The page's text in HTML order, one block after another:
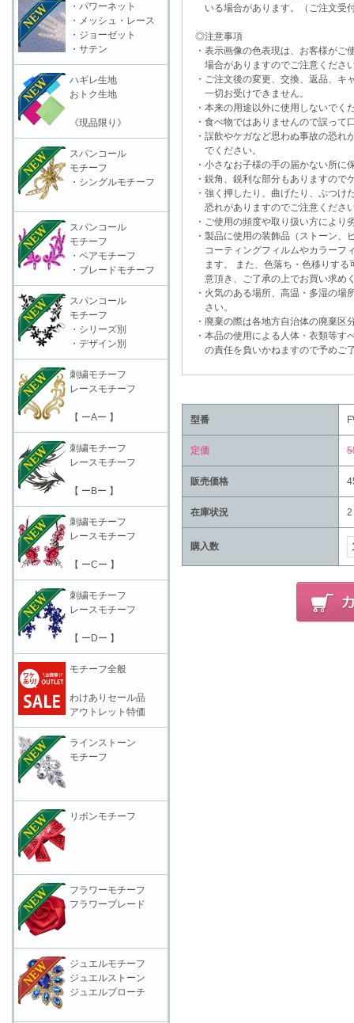
いる場合があります。（ご注文受
◎注意事項
・表示画像の色表現は、お客様がご
場合がありますのでご注意くださ
・ご注文後の変更、交換、返品、キ
一切お受けできません。
・本来の用途以外に使用しないでく
・食べ物ではありませんので誤って
・誤飲やケガなど思わぬ事故の恐れ
でください。
・小さなお子様の手の届かない所に
・鋭角、鋭利な部分もありますので
・強く押したり、曲げたり、ぶつけ
恐れがありますのでご注意くださ
・ご使用の頻度や取り扱い方により
・製品に使用の装飾品（ストーン、
コーティングフィルムやカラーフ
ます。 また、色落ち・色移りする
意頂き、ご了承の上でお買い求め
・火気のある場所、高温・多湿の場
さい。
・廃棄の際は各地方自治体の廃棄区
・本品の使用による人体・衣類等す
の責任を負いかねますので予めご
型番
定価
販売価格
在庫状況 2
購入数
・パワーネット
・メッシュ・レース
・ジョーゼット
・サテン
ハギレ生地
おトク生地
《現品限り》
スパンコール
モチーフ
・シングルモチーフ
スパンコール
モチーフ
・ペアモチーフ
・ブレードモチーフ
スパンコール
モチーフ
・シリーズ別
・デザイン別
刺繍モチーフ
レースモチーフ
【 ーAー 】
刺繍モチーフ
レースモチーフ
【 ーBー 】
刺繍モチーフ
レースモチーフ
【 ーCー 】
刺繍モチーフ
レースモチーフ
【 ーDー 】
モチーフ全般
わけありセール品
アウトレット特価
ラインストーン
モチーフ
リボンモチーフ
フラワーモチーフ
フラワーブレード
ジュエルモチーフ
ジュエルストーン
ジュエルブローチ